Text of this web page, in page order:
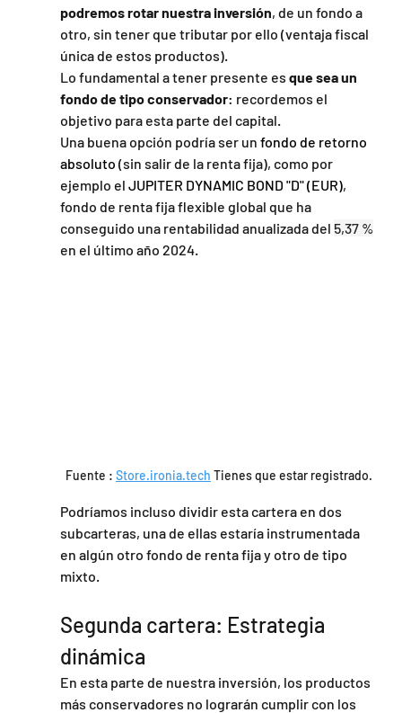
podremos rotar nuestra inversión, de un fondo a
otro, sin tener que tributar por ello (ventaja fiscal
única de estos productos).
Lo fundamental a tener presente es que sea un
fondo de tipo conservador: recordemos el
objetivo para esta parte del capital.
Una buena opción podría ser un fondo de retorno
absoluto (sin salir de la renta fija), como por
ejemplo el JUPITER DYNAMIC BOND "D" (EUR),
fondo de renta fija flexible global que ha
conseguido una rentabilidad anualizada del 5,37 %
en el último año 2024.
Fuente : Store.ironia.tech Tienes que estar registrado.
Podríamos incluso dividir esta cartera en dos
subcarteras, una de ellas estaría instrumentada
en algún otro fondo de renta fija y otro de tipo
mixto.
Segunda cartera: Estrategia
dinámica
En esta parte de nuestra inversión, los productos
más conservadores no lograrán cumplir con los